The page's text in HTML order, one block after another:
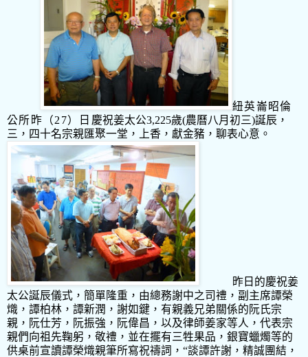
紐英崙昭倫
公所昨（27）日 慶祝姜太公3,225歲(農曆八月初三)誕辰，
三，四十名宗親匯聚一堂，上香，獻金豬，聊表心意。
昨日的慶祝姜
太公誕辰儀式，簡單隆重，由總務謝中之司禮，副主席譚榮
熾，譚柏林，譚新潤，謝如鍵，有親義兄弟關係的阮氏宗
親，阮仕芳，阮振強，阮偉昌，以及律師姜家等人，代表宗
親們向祖先鞠躬，敬禮，並在擺有三牲果品，銀寶蠟燭等的
供桌前宣讀譚榮熾親筆所寫祝禱詞，“談譚許謝，精誠團結，